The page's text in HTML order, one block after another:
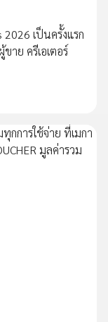
2026 เป็นครั้งแรก
าย ครีเอเตอร์